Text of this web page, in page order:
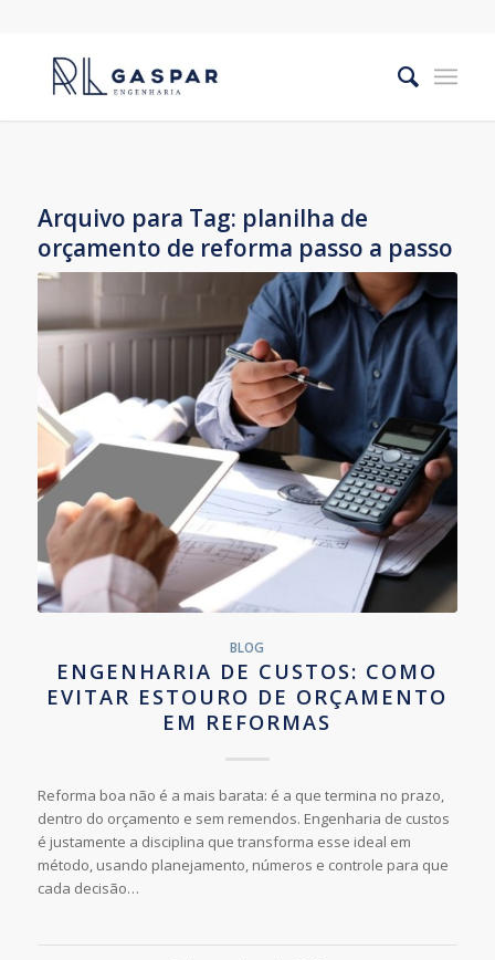
Arquivo para Tag: planilha de
orçamento de reforma passo a passo
BLOG
ENGENHARIA DE CUSTOS: COMO
EVITAR ESTOURO DE ORÇAMENTO
EM REFORMAS
Reforma boa não é a mais barata: é a que termina no prazo,
dentro do orçamento e sem remendos. Engenharia de custos
é justamente a disciplina que transforma esse ideal em
método, usando planejamento, números e controle para que
cada decisão…